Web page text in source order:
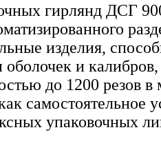
гирлянд ДСГ
изделия,
и калибров,
до 1200 резов
самостоятельное
упаковочных